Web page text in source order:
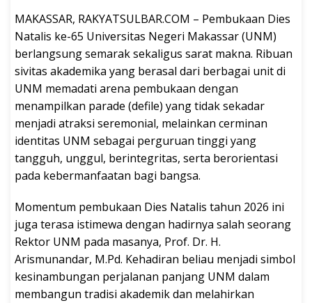
MAKASSAR, RAKYATSULBAR.COM – Pembukaan Dies
Natalis ke-65 Universitas Negeri Makassar (UNM)
berlangsung semarak sekaligus sarat makna. Ribuan
sivitas akademika yang berasal dari berbagai unit di
UNM memadati arena pembukaan dengan
menampilkan parade (defile) yang tidak sekadar
menjadi atraksi seremonial, melainkan cerminan
identitas UNM sebagai perguruan tinggi yang
tangguh, unggul, berintegritas, serta berorientasi
pada kebermanfaatan bagi bangsa.
Momentum pembukaan Dies Natalis tahun 2026 ini
juga terasa istimewa dengan hadirnya salah seorang
Rektor UNM pada masanya, Prof. Dr. H.
Arismunandar, M.Pd. Kehadiran beliau menjadi simbol
kesinambungan perjalanan panjang UNM dalam
membangun tradisi akademik dan melahirkan